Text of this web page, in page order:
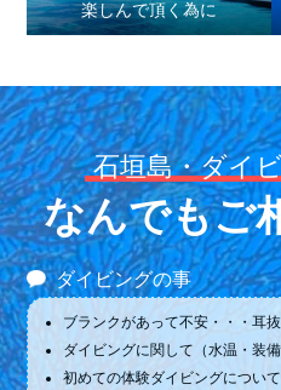
楽しんで頂く為に
石垣島・ダイ
なんでもご
ダイビングの事
ブランクがあって不安・・・耳
ダイビングに関して（水温・装備
初めての体験ダイビングについ